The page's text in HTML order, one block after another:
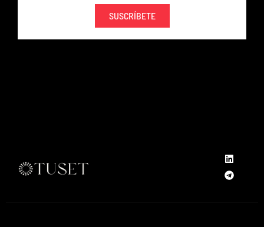
SUSCRÍBETE
L
i
T
e